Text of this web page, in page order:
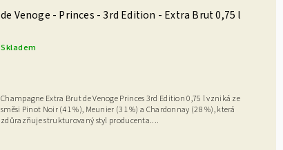
de Venoge - Princes - 3rd Edition - Extra Brut 0,75 l
Skladem
Champagne Extra Brut de Venoge Princes 3rd Edition 0,75 l vzniká ze
směsi Pinot Noir (41 %), Meunier (31 %) a Chardonnay (28 %), která
zdůrazňuje strukturovaný styl producenta....